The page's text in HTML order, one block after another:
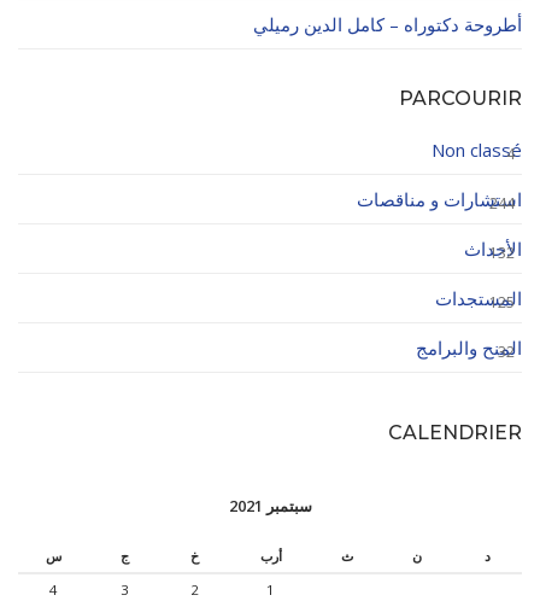
أطروحة دكتوراه – كامل الدين رميلي
PARCOURIR
Non classé
4
استشارات و مناقصات
244
الأحداث
132
المستجدات
125
المنح والبرامج
32
CALENDRIER
سبتمبر 2021
د ن ث أرب خ ج
س
1
2
3
4